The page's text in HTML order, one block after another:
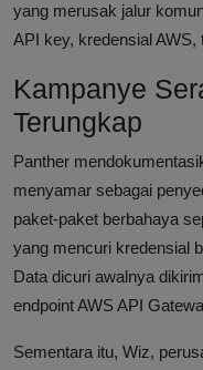
yang merusak jalur
API key, kredensial
Kampanye
Terungkap
Panther
menyamar sebagai
paket-paket berbahaya
yang mencuri kredensial
Data dicuri awalnya
endpoint AWS API
Sementara itu, Wiz,